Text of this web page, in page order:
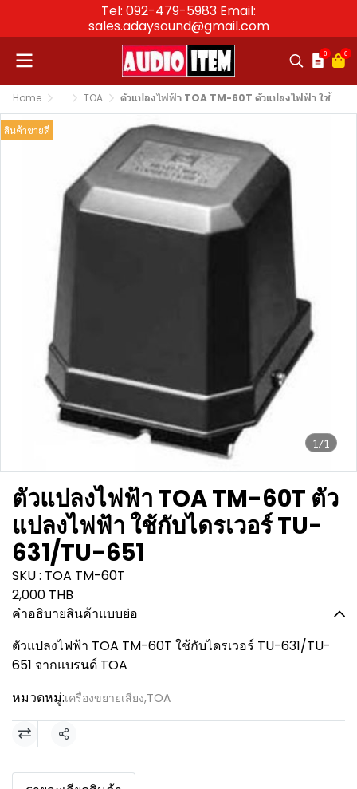
Tel: 092-479-5983 Email:
sales.adaysound@gmail.com
0 0
Home ... TOA ตัวแปลงไฟฟ้า TOA TM-60T ตัวแปลงไฟฟ้า ใช้กับไดรเวอร์ TU-631/TU-651
1/1
สินค้าขายดี
ตัวแปลงไฟฟ้า TOA TM-60T ตัว
แปลงไฟฟ้า ใช้กับไดรเวอร์ TU-
631/TU-651
SKU : TOA TM-60T
2,000 THB
คำอธิบายสินค้าแบบย่อ
ตัวแปลงไฟฟ้า TOA TM-60T ใช้กับไดรเวอร์ TU-631/TU-
651 จากแบรนด์ TOA
หมวดหมู่:เครื่องขยายเสียง,TOA
แชร์